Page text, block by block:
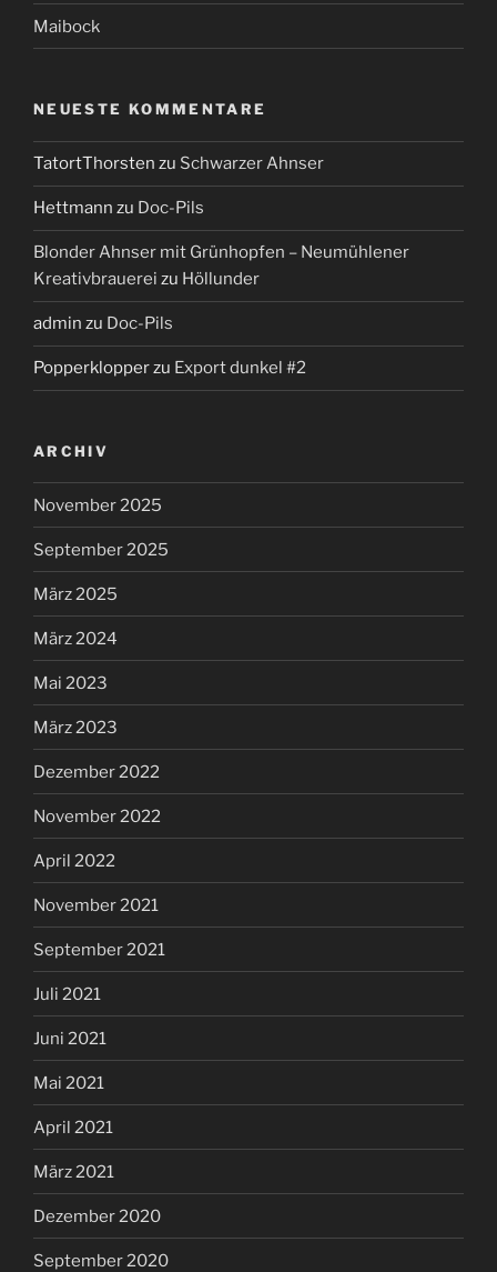
Maibock
NEUESTE KOMMENTARE
TatortThorsten zu Schwarzer Ahnser
Hettmann zu Doc-Pils
Blonder Ahnser mit Grünhopfen – Neumühlener
Kreativbrauerei zu Höllunder
admin zu Doc-Pils
Popperklopperzu Export dunkel #2
ARCHIV
November 2025
September 2025
März 2025
März 2024
Mai 2023
März 2023
Dezember 2022
November 2022
April 2022
November 2021
September 2021
Juli 2021
Juni 2021
Mai 2021
April 2021
März 2021
Dezember 2020
September 2020